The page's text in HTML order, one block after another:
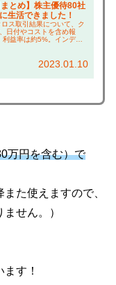
とめ】株主優待80社
生活できました！
ス取引結果について、ク
日付やコストを含め報
益率は約5%。インデッ
2023.01.10
万円を含む）で
た使えますので、
せん。）
す！